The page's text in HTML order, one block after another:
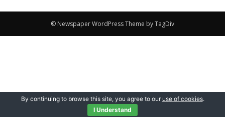
© Newspaper WordPress Theme by TagDiv
By continuing to browse this site, you agree to our use of cookies.
I Understand